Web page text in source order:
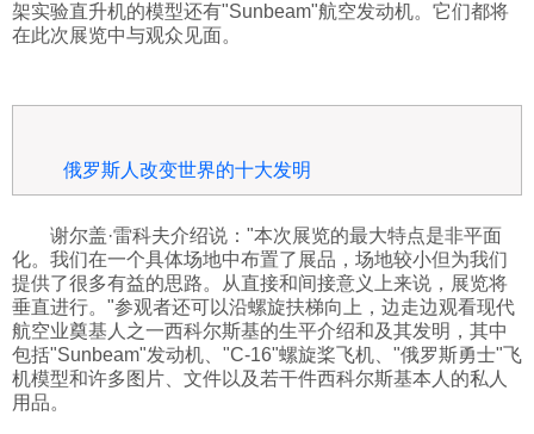
架实验直升机的模型还有"Sunbeam"航空发动机。它们都将
在此次展览中与观众见面。
俄罗斯人改变世界的十大发明
谢尔盖·雷科夫介绍说："本次展览的最大特点是非平面
化。我们在一个具体场地中布置了展品，场地较小但为我们
提供了很多有益的思路。从直接和间接意义上来说，展览将
垂直进行。"参观者还可以沿螺旋扶梯向上，边走边观看现代
航空业奠基人之一西科尔斯基的生平介绍和及其发明，其中
包括"Sunbeam"发动机、"С-16"螺旋桨飞机、"俄罗斯勇士"飞
机模型和许多图片、文件以及若干件西科尔斯基本人的私人
用品。